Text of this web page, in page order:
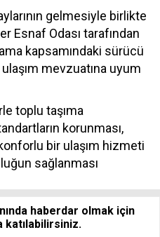
gelmesiyle birlikte
Esnaf Odası tarafından
kapsamındaki sürücü
mevzuatına uyum
toplu taşıma
korunması,
bir ulaşım hizmeti
sağlanması
haberdar olmak için
katılabilirsiniz.